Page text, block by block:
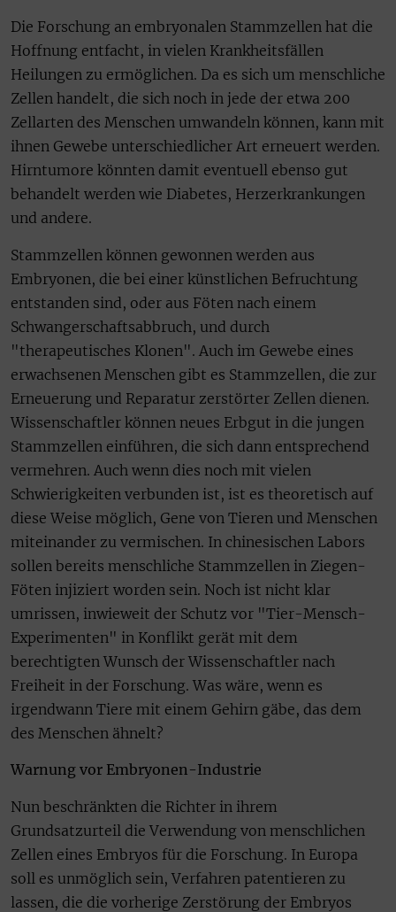
Die Forschung an embryonalen Stammzellen hat die
Hoffnung entfacht, in vielen Krankheitsfällen
Heilungen zu ermöglichen. Da es sich um menschliche
Zellen handelt, die sich noch in jede der etwa 200
Zellarten des Menschen umwandeln können, kann mit
ihnen Gewebe unterschiedlicher Art erneuert werden.
Hirntumore könnten damit eventuell ebenso gut
behandelt werden wie Diabetes, Herzerkrankungen
und andere.
Stammzellen können gewonnen werden aus
Embryonen, die bei einer künstlichen Befruchtung
entstanden sind, oder aus Föten nach einem
Schwangerschaftsabbruch, und durch
"therapeutisches Klonen". Auch im Gewebe eines
erwachsenen Menschen gibt es Stammzellen, die zur
Erneuerung und Reparatur zerstörter Zellen dienen.
Wissenschaftler können neues Erbgut in die jungen
Stammzellen einführen, die sich dann entsprechend
vermehren. Auch wenn dies noch mit vielen
Schwierigkeiten verbunden ist, ist es theoretisch auf
diese Weise möglich, Gene von Tieren und Menschen
miteinander zu vermischen. In chinesischen Labors
sollen bereits menschliche Stammzellen in Ziegen-
Föten injiziert worden sein. Noch ist nicht klar
umrissen, inwieweit der Schutz vor "Tier-Mensch-
Experimenten" in Konflikt gerät mit dem
berechtigten Wunsch der Wissenschaftler nach
Freiheit in der Forschung. Was wäre, wenn es
irgendwann Tiere mit einem Gehirn gäbe, das dem
des Menschen ähnelt?
Warnung vor Embryonen-Industrie
Nun beschränkten die Richter in ihrem
Grundsatzurteil die Verwendung von menschlichen
Zellen eines Embryos für die Forschung. In Europa
soll es unmöglich sein, Verfahren patentieren zu
lassen, die die vorherige Zerstörung der Embryos